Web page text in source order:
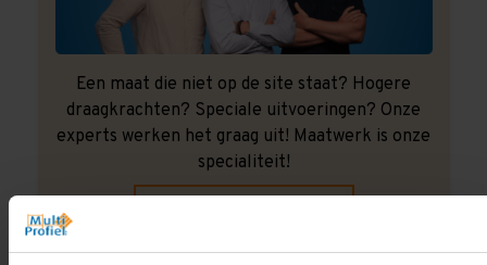
Een maat die niet op de site staat? Hogere
draagkrachten? Speciale uitvoeringen? Onze
experts werken het graag uit! Maatwerk is onze
specialiteit!